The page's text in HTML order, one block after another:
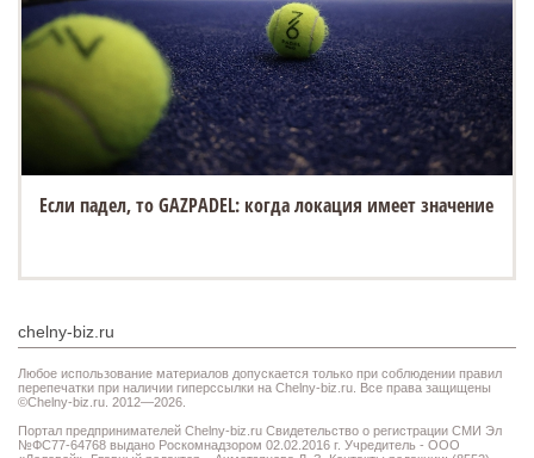
Если падел, то GAZPADEL: когда локация имеет значение
chelny-biz.ru
Любое использование материалов допускается только при соблюдении правил
перепечатки при наличии гиперссылки на Chelny-biz.ru. Все права защищены
©Chelny-biz.ru. 2012—2026.
Портал предпринимателей Chelny-biz.ru Свидетельство о регистрации СМИ Эл
№ФС77-64768 выдано Роскомнадзором 02.02.2016 г. Учредитель - ООО